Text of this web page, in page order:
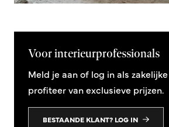
Voor interieurprofessionals
Meld je aan of log in als
profiteer van exclusieve prijzen.
BESTAANDE KLANT? LOG IN